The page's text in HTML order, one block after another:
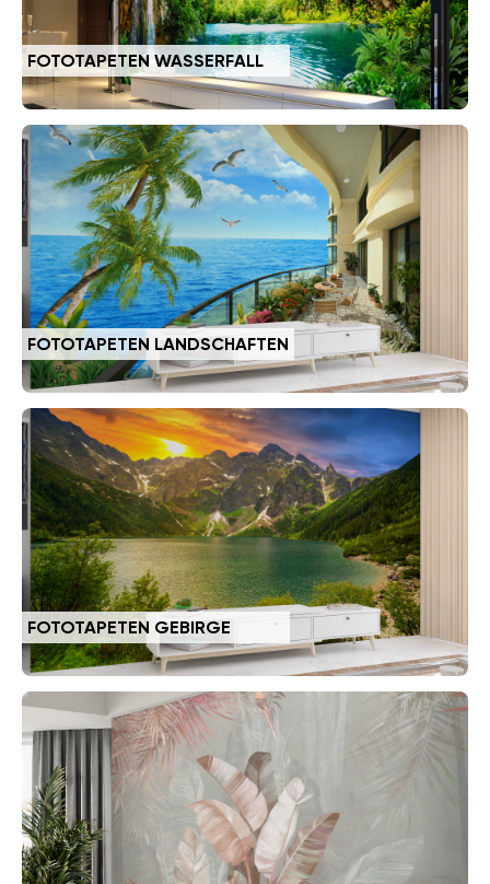
FOTOTAPETEN WASSERFALL
FOTOTAPETEN LANDSCHAFTEN
FOTOTAPETEN GEBIRGE